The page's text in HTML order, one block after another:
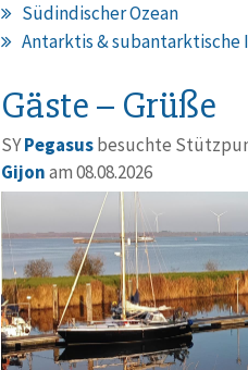
Südindischer Ozean
Antarktis & subantarktische
Gäste – Grüße
SYPegasusbesuchte
Gijonam 08.08.2026